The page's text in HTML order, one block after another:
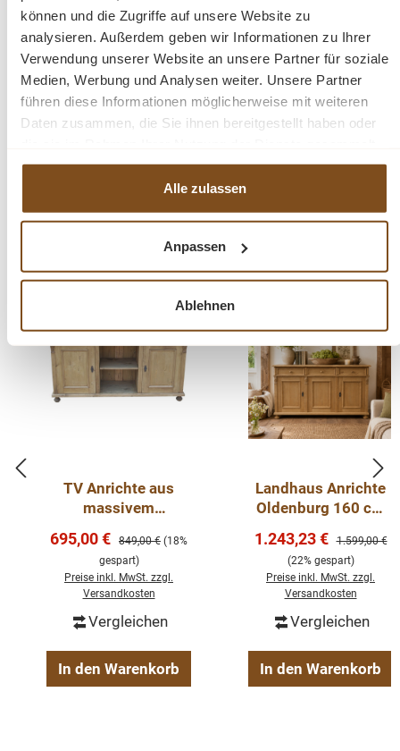
können und die Zugriffe auf unsere Website zu
analysieren. Außerdem geben wir Informationen zu Ihrer
Verwendung unserer Website an unsere Partner für soziale
Medien, Werbung und Analysen weiter. Unsere Partner
führen diese Informationen möglicherweise mit weiteren
Daten zusammen, die Sie ihnen bereitgestellt haben oder
haben.
Alle zulassen
Anpassen
Ablehnen
45 cm.
Fragen zum Produkt?
Menü schließen
Lowboard aus massivem Weichholz"
wachsen benutzen wir Bienenwachs im antikfinish.
aus altem Holz gebaut
Die Abmessungen: Höhe: 58 cm, Breite: 165 cm, Tiefe:
45 cm.
Produktgalerie überspringen
Ähnliche Produkte
-18%
TV Anrichte aus
massivem
Verkaufspreis:
695,00 € Regulärer Preis:
849,00 € (18%
gespart)
Preise inkl. MwSt. zzgl.
Versandkosten
Vergleichen
In den Warenkorb
-22%
Landhaus Anrichte
Oldenburg 160 cm
Sideboard
Kommode
Verkaufspreis:
1.243,23 € Regulärer
1.599,00 €
(22% gespart)
Preise inkl. MwSt. zzgl.
Versandkosten
Vergleichen
In den Warenkorb